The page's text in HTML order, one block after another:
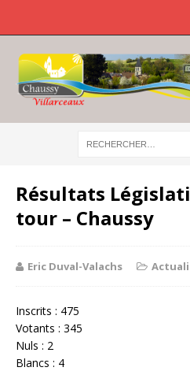
Résultats
tour – Chaussy
Eric Duval-Valachs
Inscrits : 475
Votants : 345
Nuls : 2
Blancs : 4